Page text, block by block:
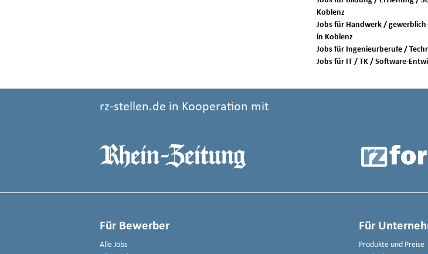
Koblenz
Jobs für Handwerk /
in Koblenz
rz-stellen.de in Kooperation mit
Für Bewerber
Alle Jobs
Für
Produkte und Preise